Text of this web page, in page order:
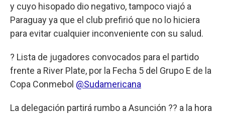
y cuyo hisopado dio negativo, tampoco viajó a
Paraguay ya que el club prefirió que no lo hiciera
para evitar cualquier inconveniente con su salud.
? Lista de jugadores convocados para el partido
frente a River Plate, por la Fecha 5 del Grupo E de la
Copa Conmebol @Sudamericana
La delegación partirá rumbo a Asunción ?? a la hora